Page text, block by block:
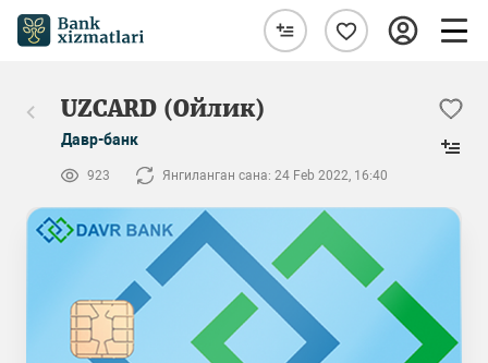
UZCARD (Ойлик)
Давр-банк
923 Янгиланган сана: 24 Feb 2022, 16:40